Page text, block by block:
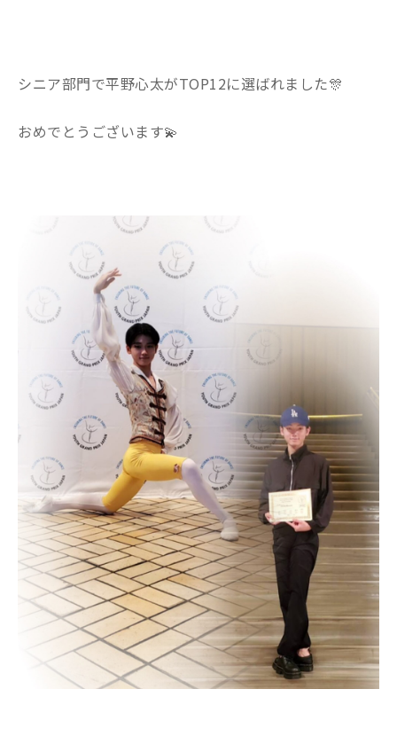
シニア部門で平野心太がTOP12に選ばれました🎊
おめでとうございます💫